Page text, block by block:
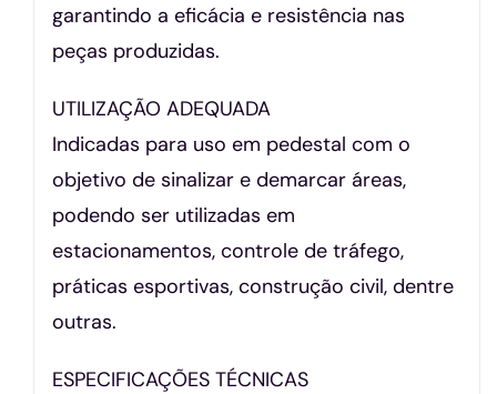
garantindo a eficácia e resistência nas
peças produzidas.
UTILIZAÇÃO ADEQUADA
Indicadas para uso em pedestal com o
objetivo de sinalizar e demarcar áreas,
podendo ser utilizadas em
estacionamentos, controle de tráfego,
práticas esportivas, construção civil, dentre
outras.
ESPECIFICAÇÕES TÉCNICAS